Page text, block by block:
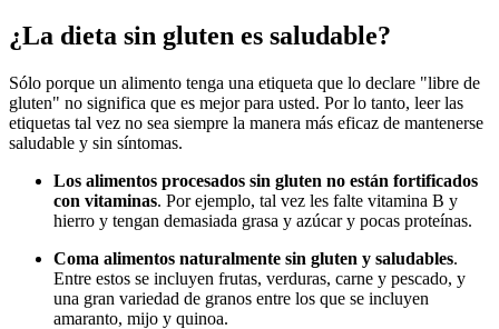
¿La dieta sin gluten es saludable?
Sólo porque un alimento tenga una etiqueta que lo declare "libre de
gluten" no significa que es mejor para usted. Por lo tanto, leer las
etiquetas tal vez no sea siempre la manera más eficaz de mantenerse
saludable y sin síntomas.
Los alimentos procesados sin gluten no están fortificados
con vitaminas. Por ejemplo, tal vez les falte vitamina B y
hierro y tengan demasiada grasa y azúcar y pocas proteínas.
Coma alimentos naturalmente sin gluten y saludables.
Entre estos se incluyen frutas, verduras, carne y pescado, y
una gran variedad de granos entre los que se incluyen
amaranto, mijo y quinoa.